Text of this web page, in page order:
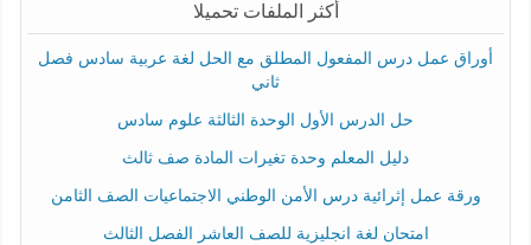
أكثر الملفات تحميلا
أوراق عمل درس المفعول المطلق مع الحل لغة عربية سادس فصل
ثاني
حل الدرس الأول الوحدة الثالثة علوم سادس
دليل المعلم وحدة تغيرات المادة صف ثالث
ورقة عمل إثرائية درس الأمن الوطني الاجتماعيات الصف الثامن
امتحان لغة انجليزية للصف العاشر الفصل الثالث